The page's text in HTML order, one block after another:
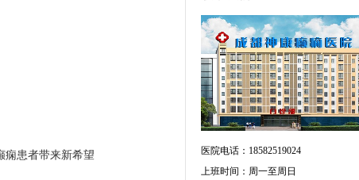
医院电话：18582519024
上班时间：周一至周日